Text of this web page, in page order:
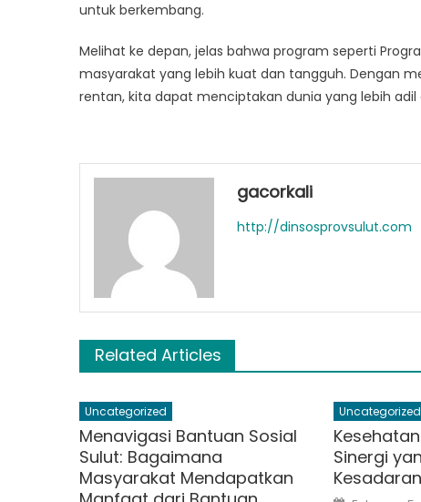
untuk berkembang.
Melihat ke depan, jelas bahwa program seperti
masyarakat yang lebih kuat dan tangguh. Dengan
rentan, kita dapat menciptakan dunia yang lebih
gacorkali
http://dinsosprovsulut.com
Related Articles
Uncategorized
Menavigasi Bantuan Sosial
Sulut: Bagaimana
Masyarakat Mendapatkan
Uncategorized
Sinergi